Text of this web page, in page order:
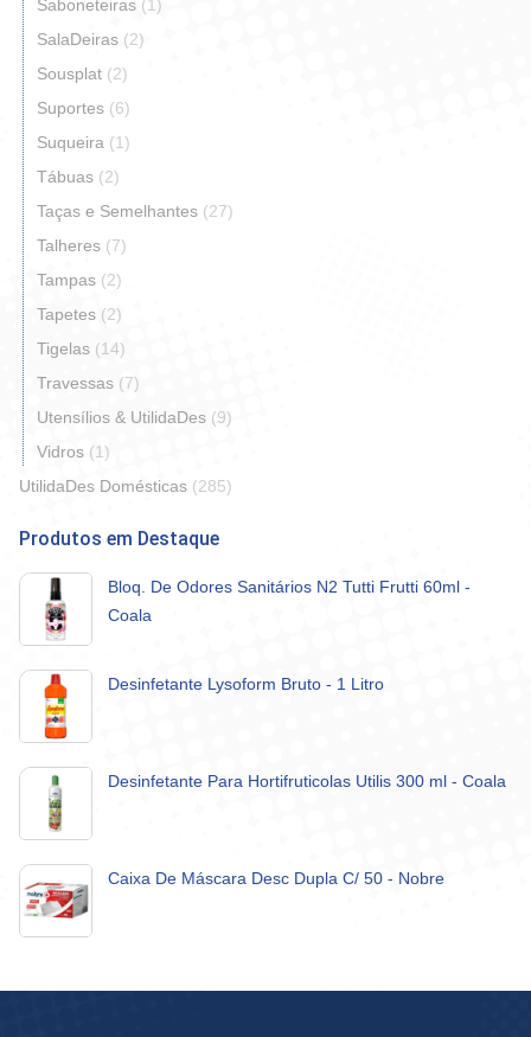
Saboneteiras (1)
SalaDeiras (2)
Sousplat (2)
Suportes (6)
Suqueira (1)
Tábuas (2)
Taças e Semelhantes (27)
Talheres (7)
Tampas (2)
Tapetes (2)
Tigelas (14)
Travessas (7)
Utensílios & UtilidaDes (9)
Vidros (1)
UtilidaDes Domésticas (285)
Produtos em Destaque
Bloq. De Odores Sanitários N2 Tutti Frutti 60ml -
Coala
Desinfetante Lysoform Bruto - 1 Litro
Desinfetante Para Hortifruticolas Utilis 300 ml - Coala
Caixa De Máscara Desc Dupla C/ 50 - Nobre